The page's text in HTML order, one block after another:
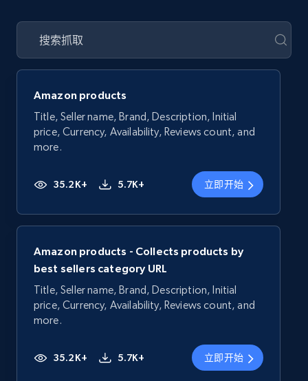
Amazon products
Title, Seller name, Brand, Description, Initial
price, Currency, Availability, Reviews count, and
more.
35.2K+ 5.7K+ 立即开始
Amazon products - Collects products by
best sellers category URL
Title, Seller name, Brand, Description, Initial
price, Currency, Availability, Reviews count, and
more.
35.2K+ 5.7K+ 立即开始